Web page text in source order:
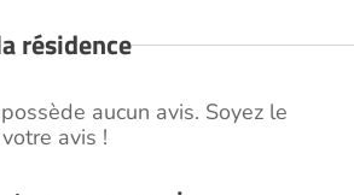
résidence
aucun avis. Soyez le
avis !